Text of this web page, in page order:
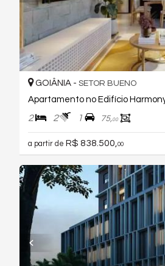
GOIÂNIA - SETOR BUENO
Apartamento no Edifício
2 2 1 75,00
a partir de R$ 838.500, 00